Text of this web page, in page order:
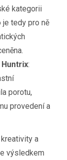
kategorii
je tedy pro ně
:
porotu,
provedení a
a
výsledkem